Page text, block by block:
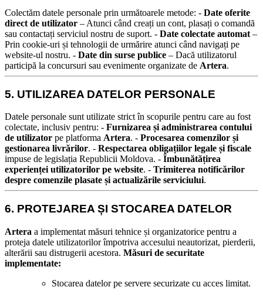
Colectăm datele personale prin următoarele metode: - Date oferite
direct de utilizator – Atunci când creați un cont, plasați o comandă
sau contactați serviciul nostru de suport. - Date colectate automat –
Prin cookie-uri și tehnologii de urmărire atunci când navigați pe
website-ul nostru. - Date din surse publice – Dacă utilizatorul
participă la concursuri sau evenimente organizate de Artera.
5. UTILIZAREA DATELOR PERSONALE
Datele personale sunt utilizate strict în scopurile pentru care au fost
colectate, inclusiv pentru: - Furnizarea și administrarea contului
de utilizator pe platforma Artera. - Procesarea comenzilor și
gestionarea livrărilor. - Respectarea obligațiilor legale și fiscale
impuse de legislația Republicii Moldova. - Îmbunătățirea
experienței utilizatorilor pe website. - Trimiterea notificărilor
despre comenzile plasate și actualizările serviciului.
6. PROTEJAREA ȘI STOCAREA DATELOR
Artera a implementat măsuri tehnice și organizatorice pentru a
proteja datele utilizatorilor împotriva accesului neautorizat, pierderii,
alterării sau distrugerii acestora. Măsuri de securitate
implementate:
Stocarea datelor pe servere securizate cu acces limitat.